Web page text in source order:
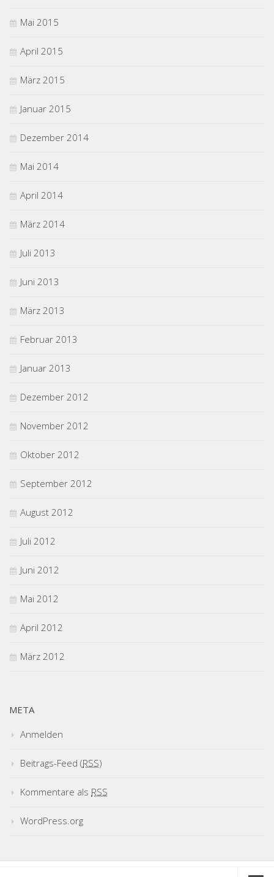
Mai 2015
April 2015
März 2015
Januar 2015
Dezember 2014
Mai 2014
April 2014
März 2014
Juli 2013
Juni 2013
März 2013
Februar 2013
Januar 2013
Dezember 2012
November 2012
Oktober 2012
September 2012
August 2012
Juli 2012
Juni 2012
Mai 2012
April 2012
März 2012
META
Anmelden
Beitrags-Feed (RSS)
Kommentare als RSS
WordPress.org